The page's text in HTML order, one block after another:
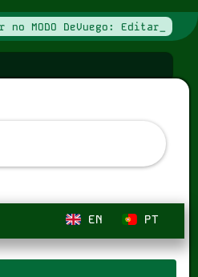
no MODO DeVuego: Editar_
PT
EN